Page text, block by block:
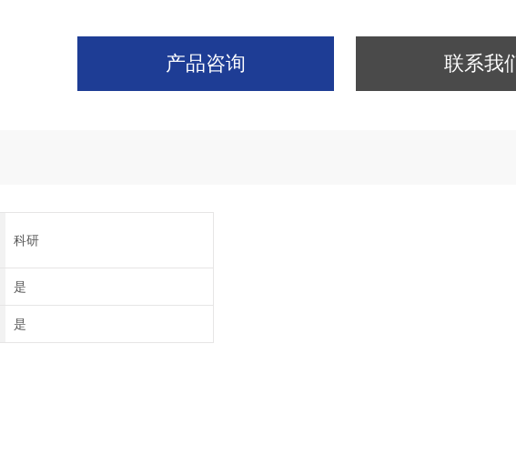
产品咨询 联系我
科研
是
是